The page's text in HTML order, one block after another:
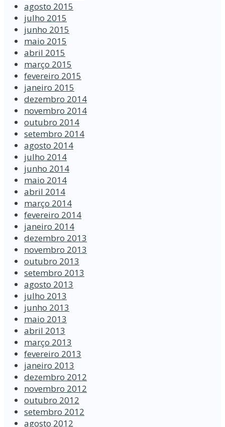
agosto 2015
julho 2015
junho 2015
maio 2015
abril 2015
março 2015
fevereiro 2015
janeiro 2015
dezembro 2014
novembro 2014
outubro 2014
setembro 2014
agosto 2014
julho 2014
junho 2014
maio 2014
abril 2014
março 2014
fevereiro 2014
janeiro 2014
dezembro 2013
novembro 2013
outubro 2013
setembro 2013
agosto 2013
julho 2013
junho 2013
maio 2013
abril 2013
março 2013
fevereiro 2013
janeiro 2013
dezembro 2012
novembro 2012
outubro 2012
setembro 2012
agosto 2012